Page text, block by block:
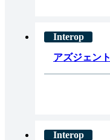
アズジェント